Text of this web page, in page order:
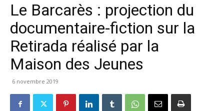
Le Barcarès : projection du
documentaire-fiction sur la
Retirada réalisé par la
Maison des Jeunes
6 novembre 2019